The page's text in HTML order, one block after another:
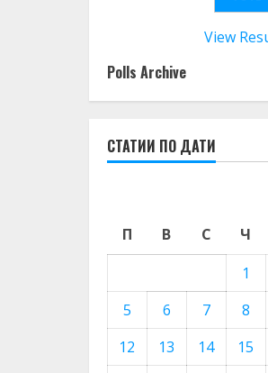
View
Polls Archive
СТАТИИ ПО ДАТИ
П В С Ч
1
5
6 7 8
12
13 14 15